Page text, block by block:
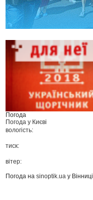
Погода
Погода у Києві
вологість:
тиск:
вітер:
Погода наsinoptik.ua у Вінниці